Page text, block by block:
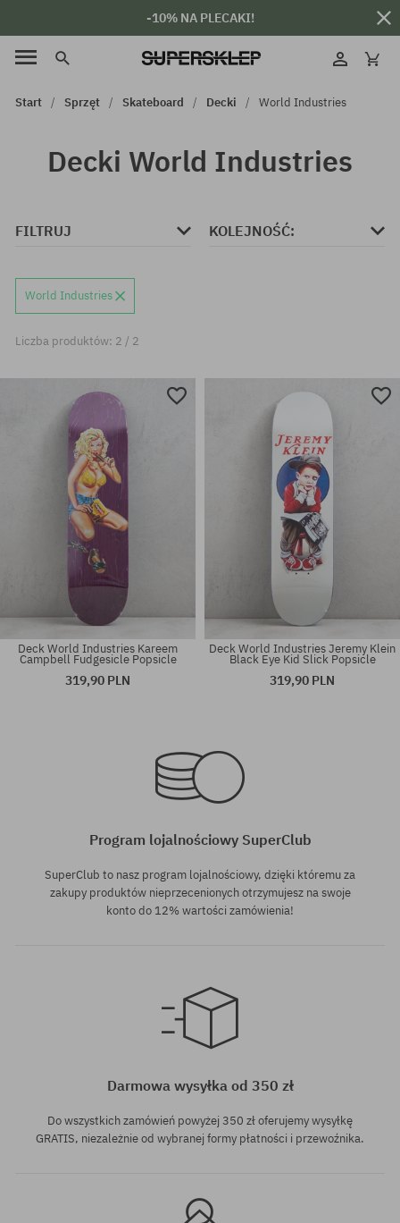
-10% NA PLECAKI!
Start Sprzęt Skateboard Decki World Industries
Decki World Industries
FILTRUJ KOLEJNOŚĆ:
World Industries
Liczba produktów: 2 / 2
Deck World Industries Kareem
Campbell Fudgesicle Popsicle
319,90 PLN
Dostępne rozmiary:
Deck World Industries Jeremy Klein
Black Eye Kid Slick Popsicle
319,90 PLN
Program lojalnościowy SuperClub
SuperClub to nasz program lojalnościowy, dzięki któremu za
zakupy produktów nieprzecenionych otrzymujesz na swoje
konto do 12% wartości zamówienia!
Darmowa wysyłka od 350 zł
Do wszystkich zamówień powyżej 350 zł oferujemy wysyłkę
GRATIS, niezależnie od wybranej formy płatności i przewoźnika.